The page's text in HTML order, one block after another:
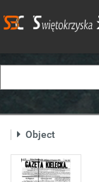
Object